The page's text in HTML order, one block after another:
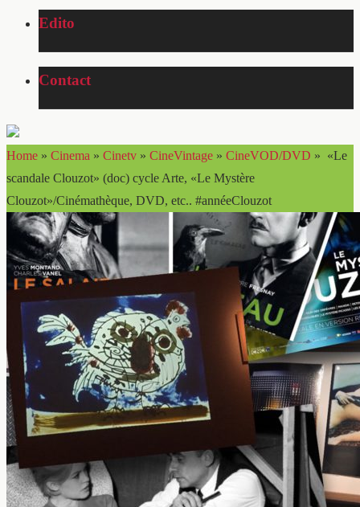
Edito
Contact
Home » Cinema » Cinetv » CineVintage » CineVOD/DVD » «Le
scandale Clouzot» (doc) cycle Arte, «Le Mystère
Clouzot»/Cinémathèque, DVD, etc.. #annéeClouzot